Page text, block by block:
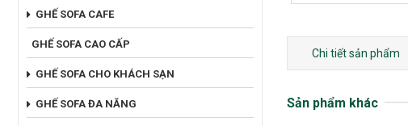
GHẾ SOFA CAFE
GHẾ SOFA CAO CẤP
GHẾ SOFA CHO KHÁCH SẠN
GHẾ SOFA ĐA NĂNG
Chi tiết sản phẩm
Sản phẩm khác